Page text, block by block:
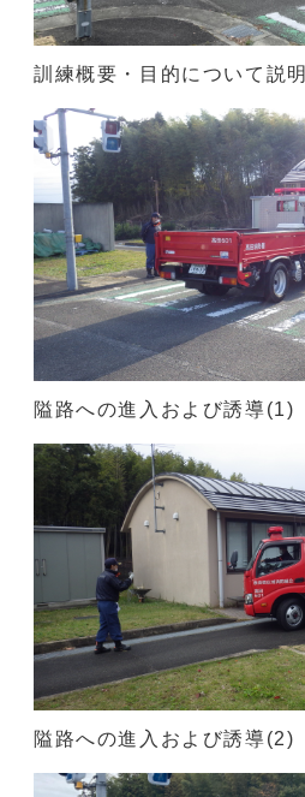
訓練概要・目的について説明
隘路への進入および誘導(1)
隘路への進入および誘導(2)